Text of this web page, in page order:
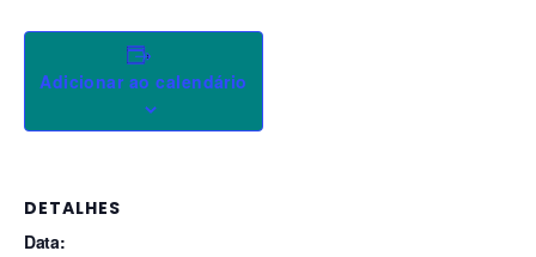
Adicionar ao calendário
DETALHES
Data: